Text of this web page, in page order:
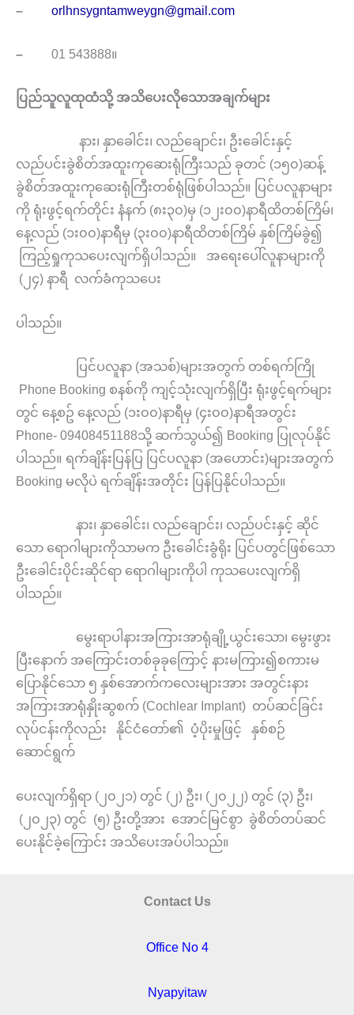
– orlhnsygntamweygn@gmail.com
– 01 543888။
ပြည်သူလူထုထံသို့ အသိပေးလိုသောအချက်များ
နား၊ နှာခေါင်း၊ လည်ချောင်း၊ ဦးခေါင်းနှင့်
လည်ပင်းခွဲစိတ်အထူးကုဆေးရုံကြီးသည် ခုတင် (၁၅၀)ဆန့်
ခွဲစိတ်အထူးကုဆေးရုံကြီးတစ်ရုံဖြစ်ပါသည်။ ပြင်ပလူနာများ
ကို ရုံးဖွင့်ရက်တိုင်း နံနက် (၈း၃၀)မှ (၁၂း၀၀)နာရီထိတစ်ကြိမ်၊
နေ့လည် (၁း၀၀)နာရီမှ (၃း၀၀)နာရီထိတစ်ကြိမ် နှစ်ကြိမ်ခွဲ၍
ကြည့်ရှုကုသပေးလျက်ရှိပါသည်။ အရေးပေါ်လူနာများကို
(၂၄) နာရီ လက်ခံကုသပေး
ပါသည်။
ပြင်ပလူနာ (အသစ်)များအတွက် တစ်ရက်ကြို
Phone Booking စနစ်ကို ကျင့်သုံးလျက်ရှိပြီး ရုံးဖွင့်ရက်များ
တွင် နေ့စဥ် နေ့လည် (၁း၀၀)နာရီမှ (၄း၀၀)နာရီအတွင်း
Phone- 09408451188သို့ ဆက်သွယ်၍ Booking ပြုလုပ်နိုင်
ပါသည်။ ရက်ချိန်းပြန်ပြ ပြင်ပလူနာ (အဟောင်း)များအတွက်
Booking မလိုပဲ ရက်ချိန်းအတိုင်း ပြန်ပြနိုင်ပါသည်။
နား၊ နှာခေါင်း၊ လည်ချောင်း၊ လည်ပင်းနှင့် ဆိုင်
သော ရောဂါများကိုသာမက ဦးခေါင်းခွံရိုး ပြင်ပတွင်ဖြစ်သော
ဦးခေါင်းပိုင်းဆိုင်ရာ ရောဂါများကိုပါ ကုသပေးလျက်ရှိ
ပါသည်။
မွေးရာပါနားအကြားအာရုံချို့ယွင်းသော၊ မွေးဖွား
ပြီးနောက် အကြောင်းတစ်ခုခုကြောင့် နားမကြား၍စကားမ
ပြောနိုင်သော ၅ နှစ်အောက်ကလေးများအား အတွင်းနား
အကြားအာရုံနှိုးဆွစက် (Cochlear Implant) တပ်ဆင်ခြင်း
လုပ်ငန်းကိုလည်း နိုင်ငံတော်၏ ပံ့ပိုးမှုဖြင့် နှစ်စဉ်
ဆောင်ရွက်
ပေးလျက်ရှိရာ (၂၀၂၁) တွင် (၂) ဦး၊ (၂၀၂၂) တွင် (၃) ဦး၊
(၂၀၂၃) တွင် (၅) ဦးတို့အား အောင်မြင်စွာ ခွဲစိတ်တပ်ဆင်
ပေးနိုင်ခဲ့ကြောင်း အသိပေးအပ်ပါသည်။
Contact Us
Office No 4
Nyapyitaw